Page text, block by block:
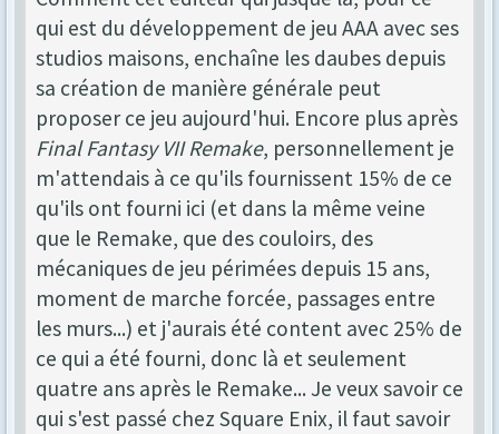
qui est du développement de jeu AAA avec ses
studios maisons, enchaîne les daubes depuis
sa création de manière générale peut
proposer ce jeu aujourd'hui. Encore plus après
Final Fantasy VII Remake, personnellement je
m'attendais à ce qu'ils fournissent 15% de ce
qu'ils ont fourni ici (et dans la même veine
que le Remake, que des couloirs, des
mécaniques de jeu périmées depuis 15 ans,
moment de marche forcée, passages entre
les murs...) et j'aurais été content avec 25% de
ce qui a été fourni, donc là et seulement
quatre ans après le Remake... Je veux savoir ce
qui s'est passé chez Square Enix, il faut savoir